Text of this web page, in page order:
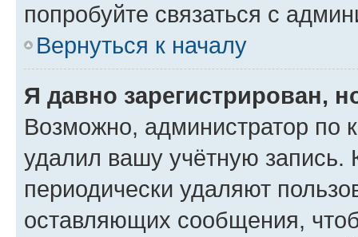
попробуйте связаться с
Вернуться к началу
Я давно зарегистрирован,
Возможно, администратор по
удалил вашу учётную запись.
периодически удаляют
оставляющих сообщения,